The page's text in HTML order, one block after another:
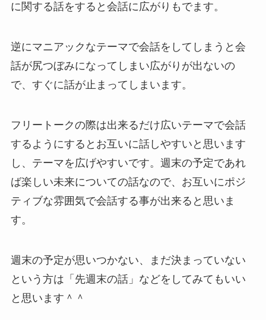
に関する話をすると会話に広がりもでます。
逆にマニアックなテーマで会話をしてしまうと会
話が尻つぼみになってしまい広がりが出ないの
で、すぐに話が止まってしまいます。
フリートークの際は出来るだけ広いテーマで会話
するようにするとお互いに話しやすいと思います
し、テーマを広げやすいです。週末の予定であれ
ば楽しい未来についての話なので、お互いにポジ
ティブな雰囲気で会話する事が出来ると思いま
す。
週末の予定が思いつかない、まだ決まっていない
という方は「先週末の話」などをしてみてもいい
と思います＾＾